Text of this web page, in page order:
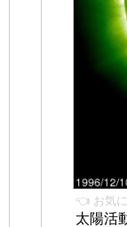
👈 お気
太陽活